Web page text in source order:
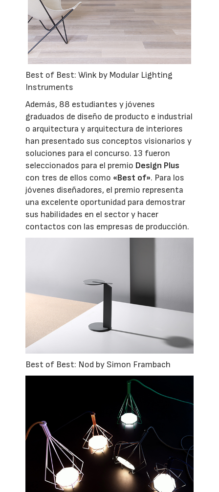
Best of Best: Wink by Modular Lighting
Instruments
Además, 88 estudiantes y jóvenes
graduados de diseño de producto e industrial
o arquitectura y arquitectura de interiores
han presentado sus conceptos visionarios y
soluciones para el concurso. 13 fueron
seleccionados para el premio Design Plus
con tres de ellos como «Best of». Para los
jóvenes diseñadores, el premio representa
una excelente oportunidad para demostrar
sus habilidades en el sector y hacer
contactos con las empresas de producción.
Best of Best: Nod by Simon Frambach